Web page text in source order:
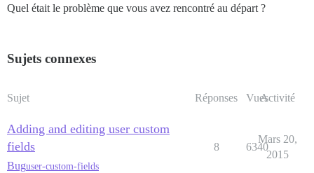
Quel était le problème que vous avez rencontré au départ ?
Sujets connexes
Sujet Réponses VuesActivité
Adding and editing user custom
fields
Buguser-custom-fields
8 6340
Mars 20,
2015